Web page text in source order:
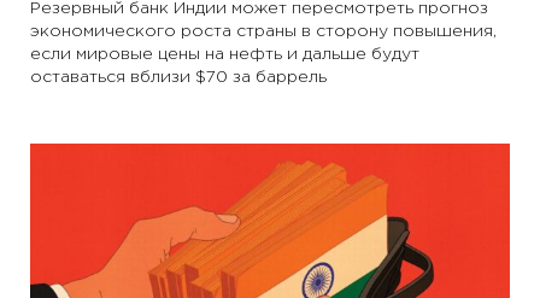
Резервный банк Индии может пересмотреть прогноз
экономического роста страны в сторону повышения,
если мировые цены на нефть и дальше будут
оставаться вблизи $70 за баррель